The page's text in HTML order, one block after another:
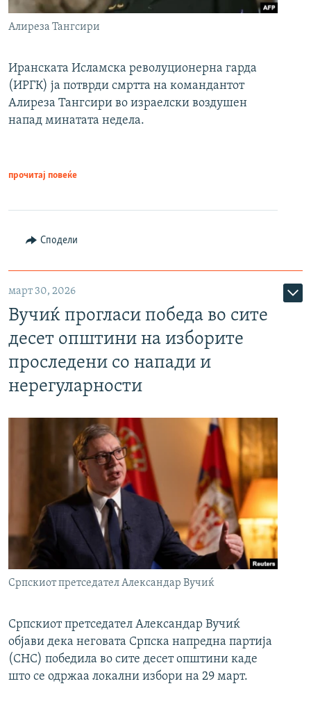
Алиреза Тангсири
Иранската Исламска револуционерна гарда
(ИРГК) ја потврди смртта на командантот
Алиреза Тангсири во израелски воздушен
напад минатата недела.
прочитај повеќе
Сподели
март 30, 2026
Вучиќ прогласи победа во сите
десет општини на изборите
проследени со напади и
нерегуларности
Српскиот претседател Александар Вучиќ
Српскиот претседател Александар Вучиќ
објави дека неговата Српска напредна партија
(СНС) победила во сите десет општини каде
што се одржаа локални избори на 29 март.